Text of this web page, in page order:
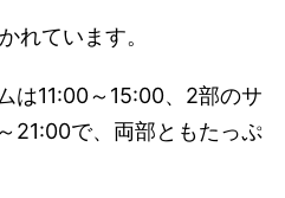
れています。
は11:00～15:00、2部のサ
21:00で、両部ともたっぷ